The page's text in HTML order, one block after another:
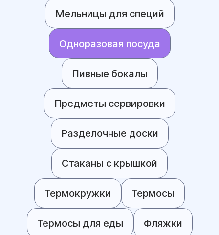
Мельницы для специй
Одноразовая посуда
Пивные бокалы
Предметы сервировки
Разделочные доски
Стаканы с крышкой
Термокружки Термосы
Термосы для еды Фляжки